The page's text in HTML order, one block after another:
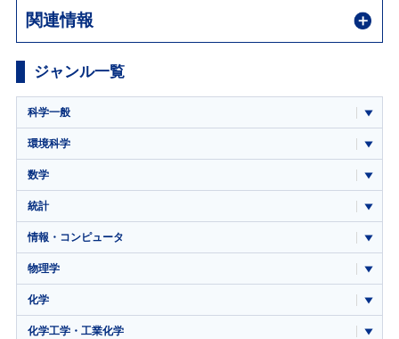
関連情報
ジャンル一覧
科学一般
環境科学
数学
統計
情報・コンピュータ
物理学
化学
化学工学・工業化学